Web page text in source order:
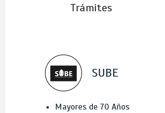
Trámites
SUBE
Mayores de 70 Años